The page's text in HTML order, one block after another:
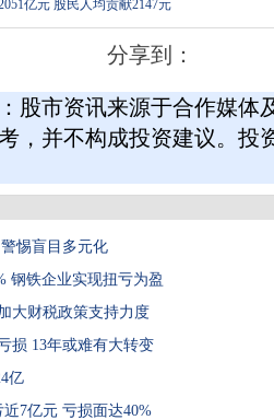
亿元 股民人均贡献2147元
分享到：
股市资讯来源于合作媒体
，并不构成投资建议。投
惕盲目多元化
钢铁企业实现扭亏为盈
大财税政策支持力度
损 13年或难有大转变
亿
7亿元 亏损面达40%